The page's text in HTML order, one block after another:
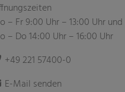
– Fr 9:00 Uhr – 13:00 Uhr und
– Do 14:00 Uhr – 16:00 Uhr
+49 221 57400-0
E-Mail senden